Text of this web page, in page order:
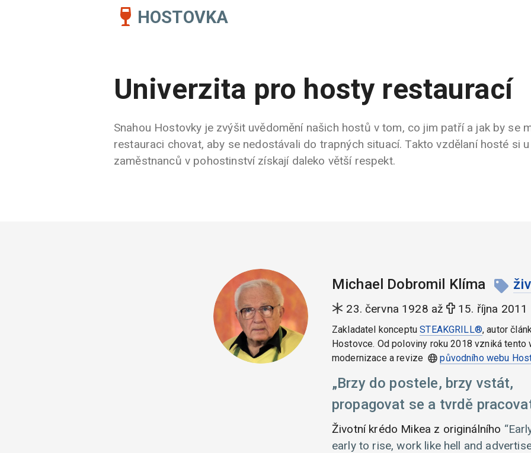
HOSTOVKA
Univerzita pro hosty restaurací
Snahou Hostovky je zvýšit uvědomění našich hostů v tom, co jim patří a jak by se
restauraci chovat, aby se nedostávali do trapných situací. Takto vzdělaní hosté si u
zaměstnanců v pohostinství získají daleko větší respekt.
Michael Dobromil Klíma
23. června 1928 až 15. října 2011
Zakladatel konceptuSTEAKGRILL®, autor
Hostovce. Od poloviny roku 2018 vzniká tento
modernizace a revize
původního webu
Brzy do postele, brzy vstát,
propagovat se a tvrdě
Životní krédo Mikea z originálního
early to rise, work like hell and